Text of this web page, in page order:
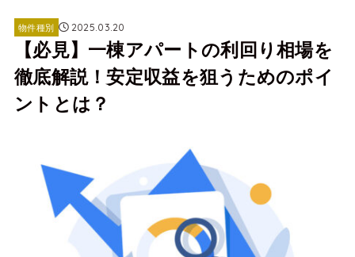
物件種別 2025.03.20
【必見】一棟アパートの利回り相場を
徹底解説！安定収益を狙うためのポイ
ントとは？